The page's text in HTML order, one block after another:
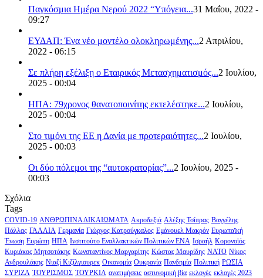
Παγκόσμια Ημέρα Νερού 2022 “Υπόγεια...31 Μαΐου, 2022 -
09:27
ΕΥΔΑΠ: Ένα νέο μοντέλο ολοκληρωμένης...2 Απριλίου,
2022 - 06:15
Σε πλήρη εξέλιξη ο Εταιρικός Μετασχηματισμός...2 Ιουλίου,
2025 - 00:04
ΗΠΑ: 79χρονος θανατοποινίτης εκτελέστηκε...2 Ιουλίου,
2025 - 00:04
Στο τιμόνι της ΕΕ η Δανία με προτεραιότητες...2 Ιουλίου,
2025 - 00:03
Οι δύο πόλεμοι της “αυτοκρατορίας”...2 Ιουλίου, 2025 -
00:03
Σχόλια
Tags
COVID-19 ΑΝΘΡΩΠΙΝΑ ΔΙΚΑΙΩΜΑΤΑ Ακροδεξιά Αλέξης Τσίπρας Βαγγέλης
Πάλλας ΓΑΛΛΙΑ Γερμανία Γιώργος Κατρούγκαλος Εμάνουελ Μακρόν Ευρωπαϊκή
Ένωση Ευρώπη ΗΠΑ Ινστιτούτο Εναλλακτικών Πολιτικών ΕΝΑ Ισραήλ Κορονοϊός
Κυριάκος Μητσοτάκης Κωνσταντίνος Μαργαρίτης Κώστας Μαυρίδης ΝΑΤΟ Νίκος
Ανδρουλάκης Νιαζί Κιζίλγιουρεκ Οικονομία Ουκρανία Πανδημία Πολιτική ΡΩΣΙΑ
ΣΥΡΙΖΑ ΤΟΥΡΙΣΜΟΣ ΤΟΥΡΚΙΑ ανατιμήσεις αστυνομική βία εκλογές εκλογές 2023